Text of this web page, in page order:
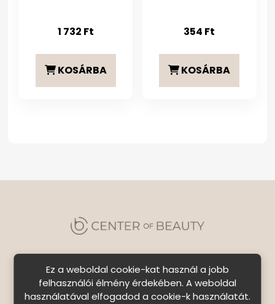
1 732 Ft
KOSÁRBA
354 Ft
KOSÁRBA
Ez a weboldal cookie-kat használ a jobb
felhasználói élmény érdekében. A weboldal
használatával elfogadod a cookie-k használatát.